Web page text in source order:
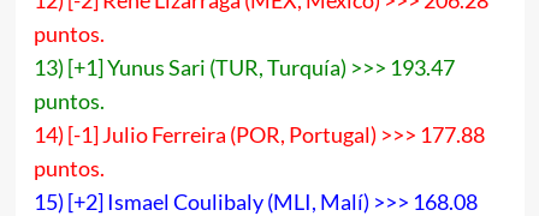
puntos.
13) [+1] Yunus Sari (TUR, Turquía) >>> 193.47
puntos.
14) [-1] Julio Ferreira (POR, Portugal) >>> 177.88
puntos.
15) [+2] Ismael Coulibaly (MLI, Malí) >>> 168.08